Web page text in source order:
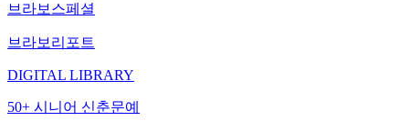
브라보스페셜
브라보리포트
DIGITAL LIBRARY
50+ 시니어 신춘문예